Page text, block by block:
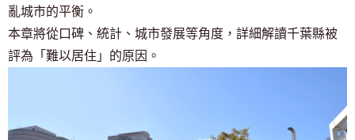
亂城市的平衡。
本章將從口碑、統計、城市發展等角度，詳細解讀千葉縣被
評為「難以居住」的原因。